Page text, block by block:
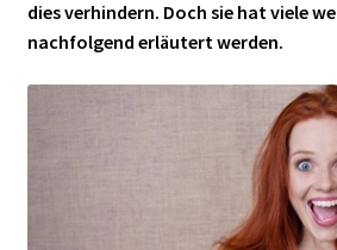
dies verhindern. Doch sie hat viele
nachfolgend erläutert werden.